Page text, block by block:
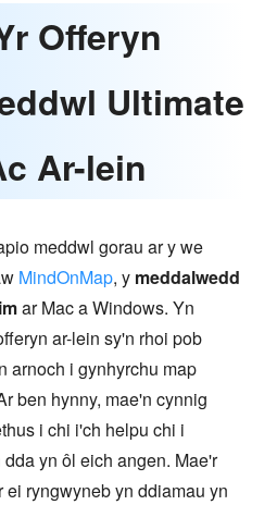
Offeryn
Ultimate
Ar-lein
meddwl gorau ar y we
MindOnMap, y meddalwedd
ar Mac a Windows. Yn
ar-lein sy'n rhoi pob
arnoch i gynhyrchu map
ben hynny, mae'n cynnig
i chi i'ch helpu chi i
yn ôl eich angen. Mae'r
ryngwyneb yn ddiamau yn